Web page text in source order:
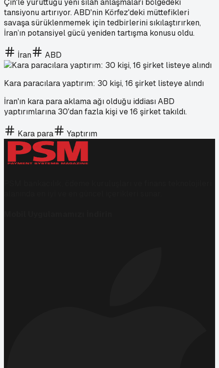
Çin'le yürüttüğü yeni silah anlaşmaları bölgedeki
tansiyonu artırıyor. ABD'nin Körfez'deki müttefikleri
savaşa sürüklenmemek için tedbirlerini sıkılaştırırken,
İran’ın potansiyel gücü yeniden tartışma konusu oldu.
İran ABD
Kara paracılara yaptırım: 30 kişi, 16 şirket listeye alındı
İran'ın kara para aklama ağı olduğu iddiası ABD
yaptırımlarına 30'dan fazla kişi ve 16 şirket takıldı.
Kara para Yaptırım